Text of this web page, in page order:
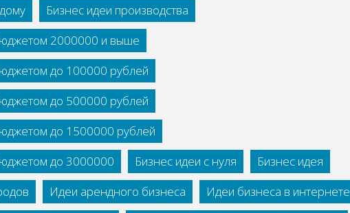
Бизнес идеи производства
2000000 и выше
до 100000 рублей
до 500000 рублей
до 1500000 рублей
до 3000000
Бизнес идеи с нуля
Бизнес идея
Идеи арендного бизнеса
Идеи бизнеса в интернете